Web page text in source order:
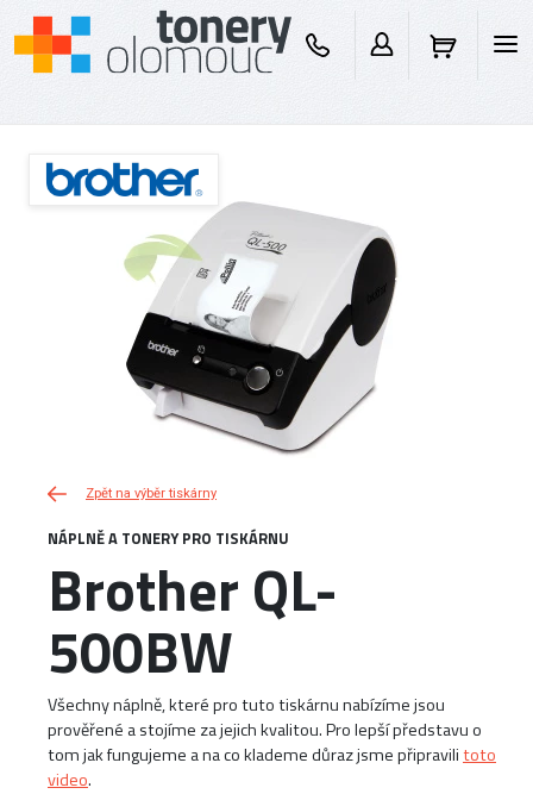
Zpět na výběr tiskárny
NÁPLNĚ A TONERY PRO TISKÁRNU
Brother QL-
500BW
Všechny náplně, které pro tuto tiskárnu nabízíme jsou
prověřené a stojíme za jejich kvalitou. Pro lepší představu o
tom jak fungujeme a na co klademe důraz jsme připravilitoto
video.